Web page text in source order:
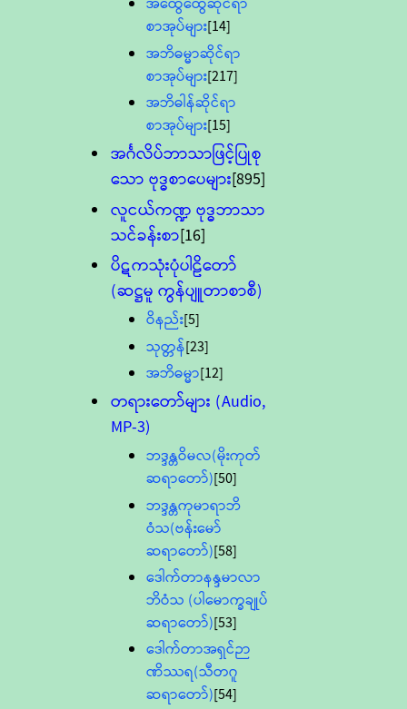
စာအုပ်များ[14]
အဘိဓမ္မာဆိုင်ရာ
စာအုပ်များ[217]
အဘိဓါန်ဆိုင်ရာ
စာအုပ်များ[15]
အင်္ဂလိပ်ဘာသာဖြင့်ပြုစု
သော ဗုဒ္ဓစာပေများ[895]
လူငယ်ကဏ္ဍ ဗုဒ္ဓဘာသာ
သင်ခန်းစာ[16]
ပိဋကသုံးပုံပါဠိတော်
(ဆဋ္ဌမူ ကွန်ပျူတာစာစီ)
ဝိနည်း[5]
သုတ္တန်[23]
အဘိဓမ္မာ[12]
တရားတော်များ (Audio,
MP-3)
ဘဒ္ဒန္တဝိမလ(မိုးကုတ်
ဆရာတော်)[50]
ဘဒ္ဒန္တကုမာရာဘိ
ဝံသ(ဗန်းမော်
ဆရာတော်)[58]
ဒေါက်တာနန္ဒမာလာ
ဘိဝံသ (ပါမောက္ခချုပ်
ဆရာတော်)[53]
ဒေါက်တာအရှင်ဉာ
ဏိဿရ(သီတဂူ
ဆရာတော်)[54]